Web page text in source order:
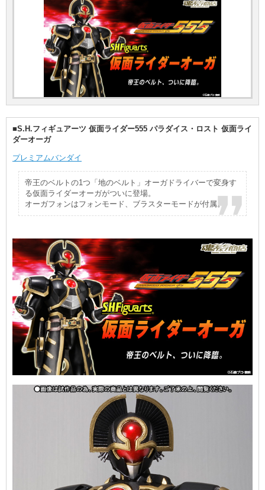
■S.H.フィギュアーツ 仮面ライダー555 パラダイス・ロスト 仮面ライ
ダーオーガ
プレミアムバンダイ
帝王のベルトの1つ「地のベルト」オーガドライバーで変身す
る仮面ライダーオーガがついに登場。
オーガフォンはフォンモード、ブラスターモードが付属。